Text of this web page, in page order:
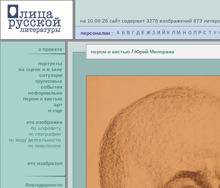
на 10.08.26 сайт содержит 3276 изображений 873
персоналии : А Б В Г Д Е Ж З И Й К Л М Н О П Р С Т У
о проекте пером и кистью / Юрий Милорава
портреты
на сцене и в зале
ситуации
групповые
события
неформально
пером и кистью
арт
и еще
кто изображен
по алфавиту
по географии
по виду деятельности
по поколению
кто изобразил
благодарности